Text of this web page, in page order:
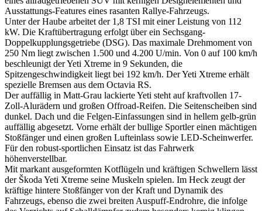
Ausstattungs-Features eines rasanten Rallye-Fahrzeugs.
Unter der Haube arbeitet der 1,8 TSI mit einer Leistung von 112
kW. Die Kraftübertragung erfolgt über ein Sechsgang-
Doppelkupplungsgetriebe (DSG). Das maximale Drehmoment von
250 Nm liegt zwischen 1.500 und 4.200 U/min. Von 0 auf 100 km/h
beschleunigt der Yeti Xtreme in 9 Sekunden, die
Spitzengeschwindigkeit liegt bei 192 km/h. Der Yeti Xtreme erhält
spezielle Bremsen aus dem Octavia RS.
Der auffällig in Matt-Grau lackierte Yeti steht auf kraftvollen 17-
Zoll-Alurädern und großen Offroad-Reifen. Die Seitenscheiben sind
dunkel. Dach und die Felgen-Einfassungen sind in hellem gelb-grün
auffällig abgesetzt. Vorne erhält der bullige Sportler einen mächtigen
Stoßfänger und einen großen Lufteinlass sowie LED-Scheinwerfer.
Für den robust-sportlichen Einsatz ist das Fahrwerk
höhenverstellbar.
Mit markant ausgeformten Kotflügeln und kräftigen Schwellern lässt
der Škoda Yeti Xtreme seine Muskeln spielen. Im Heck zeugt der
kräftige hintere Stoßfänger von der Kraft und Dynamik des
Fahrzeugs, ebenso die zwei breiten Auspuff-Endrohre, die infolge